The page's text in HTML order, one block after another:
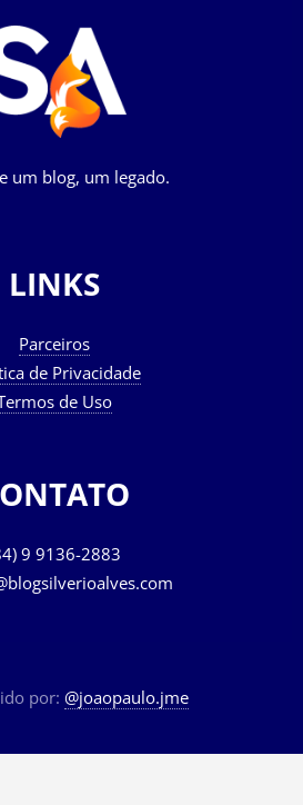
um blog, um legado.
LINKS
Parceiros
de Privacidade
de Uso
9 9136-2883
por: @joaopaulo.jme